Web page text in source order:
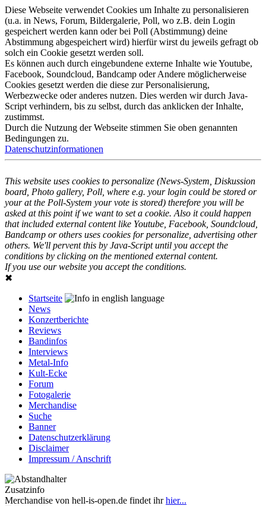
Diese Webseite verwendet Cookies um Inhalte zu personalisieren
(u.a. in News, Forum, Bildergalerie, Poll, wo z.B. dein Login
gespeichert werden kann oder bei Poll (Abstimmung) deine
Abstimmung abgespeichert wird) hierfür wirst du jeweils gefragt ob
solch ein Cookie gesetzt werden soll.
Es können auch durch eingebundene externe Inhalte wie Youtube,
Facebook, Soundcloud, Bandcamp oder Andere möglicherweise
Cookies gesetzt werden die diese zur Personalisierung,
Werbezwecke oder anderes nutzen. Dies werden wir durch Java-
Script verhindern, bis zu selbst, durch das anklicken der Inhalte,
zustimmst.
Durch die Nutzung der Webseite stimmen Sie oben genannten
Bedingungen zu.
Datenschutzinformationen
This website uses cookies to personalize (News-System, Diskussion
board, Photo gallery, Poll, where e.g. your login could be stored or
your at the Poll-System your vote is stored) therefore you will be
asked at this point if we want to set a cookie. Also it could happen
that included external content like Youtube, Facebook, Soundcloud,
Bandcamp or others uses cookies for personalize, advertising other
others. We'll pervent this by Java-Script until you accept the
conditions by clicking on the mentioned external content.
If you use our website you accept the conditions.
✖
Startseite
News
Konzertberichte
Reviews
Bandinfos
Interviews
Metal-Info
Kult-Ecke
Forum
Fotogalerie
Merchandise
Suche
Banner
Datenschutzerklärung
Disclaimer
Impressum / Anschrift
Zusatzinfo
Merchandise von hell-is-open.de findet ihrhier...